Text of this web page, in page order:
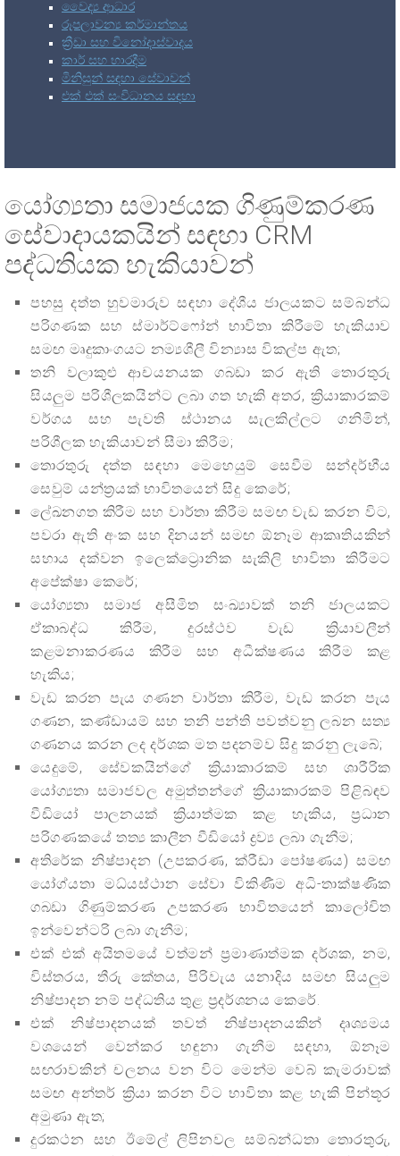
වෛද්‍ය ආධාර
රූපලාවන්‍ය කර්මාන්තය
ක්‍රීඩා සහ විනෝදාස්වාදය
කාර් සහ භාරදීම
මිනිසුන් සඳහා සේවාවන්
එක් එක් සංවිධානය සඳහා
යෝග්‍යතා සමාජයක ගිණුම්කරණ
සේවාදායකයින් සඳහා CRM
පද්ධතියක හැකියාවන්
පහසු දත්ත හුවමාරුව සඳහා දේශීය ජාලයකට සම්බන්ධ
පරිගණක සහ ස්මාර්ට්ෆෝන් භාවිතා කිරීමේ හැකියාව
සමඟ මෘදුකාංගයට නම්‍යශීලී වින්‍යාස විකල්ප ඇත;
තනි වලාකුළු ආචයනයක ගබඩා කර ඇති තොරතුරු
සියලුම පරිශීලකයින්ට ලබා ගත හැකි අතර, ක්‍රියාකාරකම්
වර්ගය සහ පැවති ස්ථානය සැලකිල්ලට ගනිමින්,
පරිශීලක හැකියාවන් සීමා කිරීම;
තොරතුරු දත්ත සඳහා මෙහෙයුම් සෙවීම සන්දර්භීය
සෙවුම් යන්ත්‍රයක් භාවිතයෙන් සිදු කෙරේ;
ලේඛනගත කිරීම සහ වාර්තා කිරීම සමඟ වැඩ කරන විට,
පවරා ඇති අංක සහ දිනයන් සමඟ ඕනෑම ආකෘතියකින්
සහාය දක්වන ඉලෙක්ට්‍රොනික සැකිලි භාවිතා කිරීමට
අපේක්ෂා කෙරේ;
යෝග්‍යතා සමාජ අසීමිත සංඛ්‍යාවක් තනි ජාලයකට
ඒකාබද්ධ කිරීම, දුරස්ථව වැඩ ක්‍රියාවලීන්
කළමනාකරණය කිරීම සහ අධීක්ෂණය කිරීම කළ
හැකිය;
වැඩ කරන පැය ගණන වාර්තා කිරීම, වැඩ කරන පැය
ගණන, කණ්ඩායම් සහ තනි පන්ති පවත්වනු ලබන සත්‍ය
ගණනය කරන ලද දර්ශක මත පදනම්ව සිදු කරනු ලැබේ;
යෙදුමේ, සේවකයින්ගේ ක්‍රියාකාරකම් සහ ශාරීරික
යෝග්‍යතා සමාජවල අමුත්තන්ගේ ක්‍රියාකාරකම් පිළිබඳව
වීඩියෝ පාලනයක් ක්‍රියාත්මක කළ හැකිය, ප්‍රධාන
පරිගණකයේ තත්‍ය කාලීන වීඩියෝ ද්‍රව්‍ය ලබා ගැනීම;
අතිරේක නිෂ්පාදන (උපකරණ, ක්රීඩා පෝෂණය) සමඟ
යෝග්යතා මධ්යස්ථාන සේවා විකිණීම අධි-තාක්ෂණික
ගබඩා ගිණුම්කරණ උපකරණ භාවිතයෙන් කාලෝචිත
ඉන්වෙන්ටරි ලබා ගැනීම;
එක් එක් අයිතමයේ වත්මන් ප්‍රමාණාත්මක දර්ශක, නම,
විස්තරය, තීරු කේතය, පිරිවැය යනාදිය සමඟ සියලුම
නිෂ්පාදන නම් පද්ධතිය තුළ ප්‍රදර්ශනය කෙරේ.
එක් නිෂ්පාදනයක් තවත් නිෂ්පාදනයකින් දෘශ්‍යමය
වශයෙන් වෙන්කර හඳුනා ගැනීම සඳහා, ඕනෑම
සඟරාවකින් චලනය වන විට මෙන්ම වෙබ් කැමරාවක්
සමඟ අන්තර් ක්‍රියා කරන විට භාවිතා කළ හැකි පින්තූර
අමුණා ඇත;
දුරකථන සහ ඊමේල් ලිපිනවල සම්බන්ධතා තොරතුරු,